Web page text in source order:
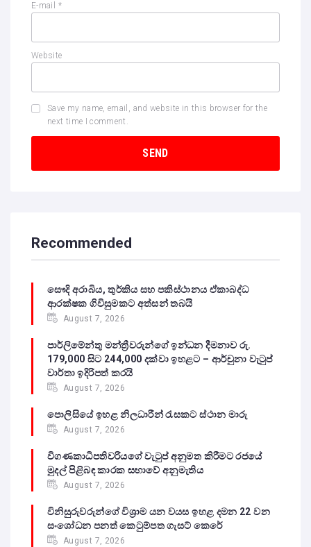
E-mail *
Website
Save my name, email, and website in this browser for the
next time I comment.
Recommended
සෞදි අරාබිය, තුර්කිය සහ පකිස්ථානය ඒකාබද්ධ
ආරක්ෂක ගිවිසුමකට අත්සන් තබයි
August 7, 2026
පාර්ලිමේන්තු මන්ත්‍රීවරුන්ගේ ඉන්ධන දීමනාව රු.
179,000 සිට 244,000 දක්වා ඉහළට – ආර්චුනා වැටුප්
වාර්තා ඉදිරිපත් කරයි
August 7, 2026
පොලිසියේ ඉහළ නිලධාරීන් රැසකට ස්ථාන මාරු
August 7, 2026
විගණකාධිපතිවරියගේ වැටුප් අනුමත කිරීමට රජයේ
මුදල් පිළිබඳ කාරක සභාවේ අනුමැතිය
August 7, 2026
විනිසුරුවරුන්ගේ විශ්‍රාම යන වයස ඉහළ දමන 22 වන
සංශෝධන පනත් කෙටුම්පත ගැසට් කෙරේ
August 7, 2026